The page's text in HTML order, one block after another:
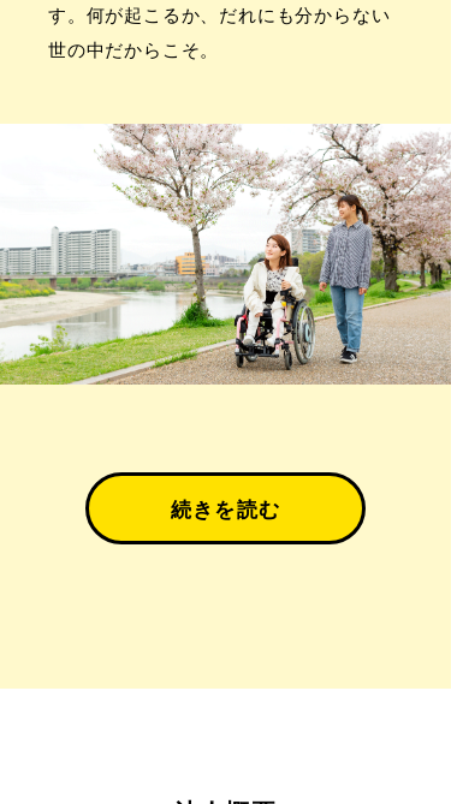
す。 何が起こるか、だれにも分からない
世の中だからこそ。
続きを読む